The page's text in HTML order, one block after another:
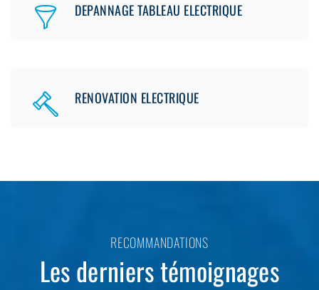
DEPANNAGE TABLEAU ELECTRIQUE
RENOVATION ELECTRIQUE
RECOMMANDATIONS
Les derniers témoignages